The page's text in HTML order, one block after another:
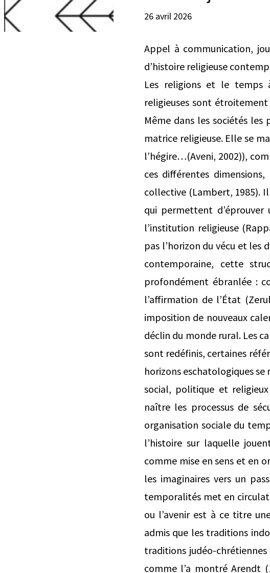
26 avril 2026
Appel à communication,
d’histoire religieuse
Les religions et le temps
religieuses sont étroitement
Même dans les sociétés
matrice religieuse. Elle se
l’hégire…(Aveni, 2002)),
ces différentes
collective (Lambert, 1985).
qui permettent
l’institution religieuse
pas l’horizon du vécu et les
contemporaine, cette
profondément ébranlée :
l’affirmation de l’État
imposition de nouveaux
déclin du monde rural. Les
sont redéfinis, certaines
horizons eschatologiques
social, politique et
naître les processus de
organisation sociale du
l’histoire sur laquelle
comme mise en sens et en
les imaginaires vers un
temporalités met en
ou l’avenir est à ce titre
admis que les traditions
traditions
comme l’a montré Arendt